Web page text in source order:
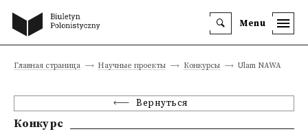
Menu
Главная страница Научные проекты Конкурсы Ulam NAWA
Вернуться
Конкурс